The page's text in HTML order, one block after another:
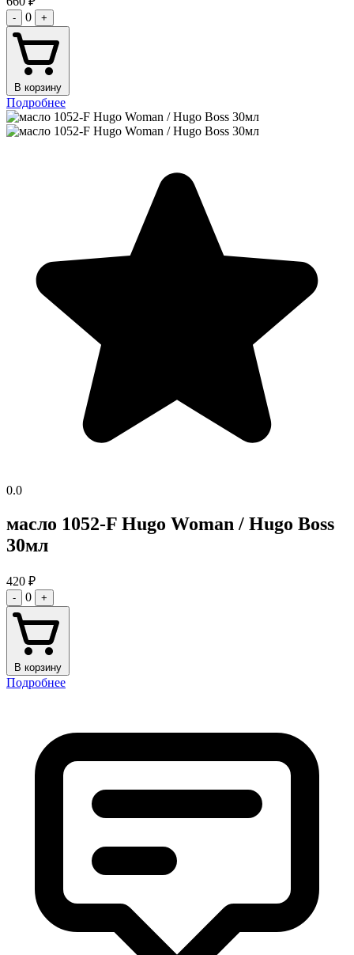
- 0 +
В корзину
Подробнее
0.0
масло 1052-F Hugo Woman / Hugo Boss
30мл
420 ₽
- 0 +
В корзину
Подробнее